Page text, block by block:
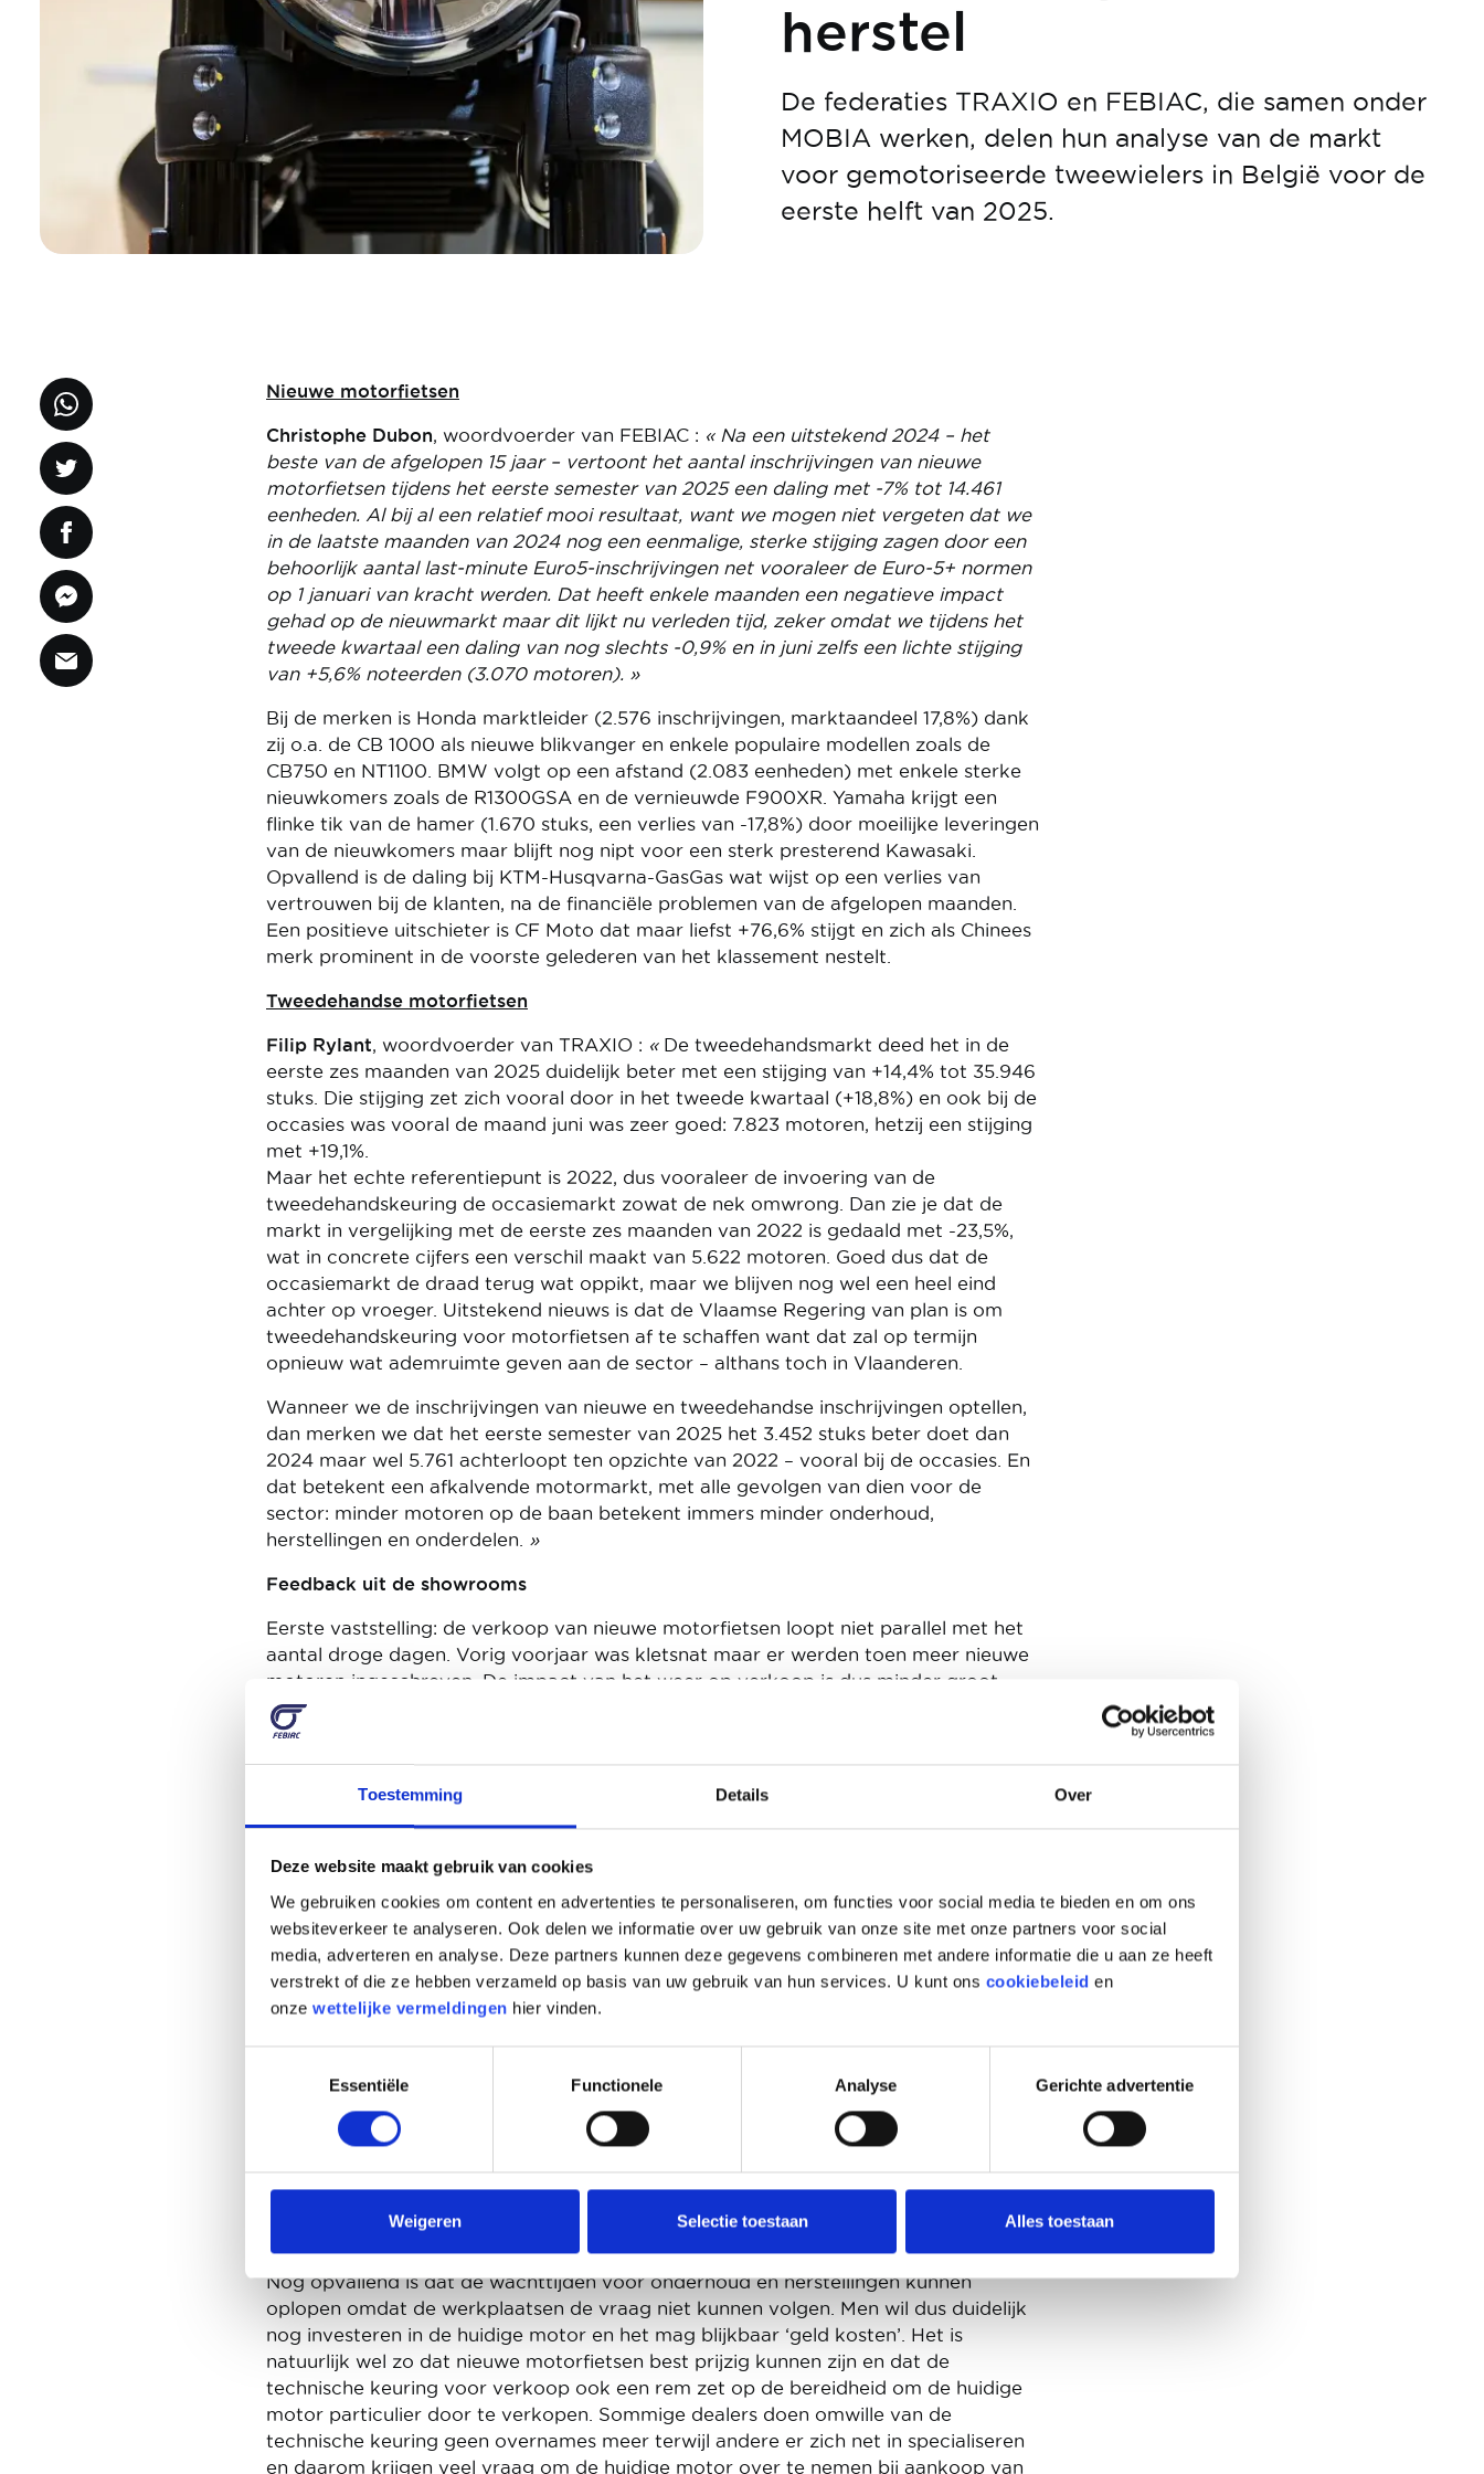
Toestemming Details Over
Deze website maakt gebruik van cookies
We gebruiken cookies om content en advertenties te personaliseren, om functies voor social media te bieden en om ons
websiteverkeer te analyseren. Ook delen we informatie over uw gebruik van onze site met onze partners voor social
media, adverteren en analyse. Deze partners kunnen deze gegevens combineren met andere informatie die u aan ze heeft
verstrekt of die ze hebben verzameld op basis van uw gebruik van hun services. U kunt ons cookiebeleid en
onze wettelijke vermeldingen hier vinden.
Essentiële
Functionele Analyse Gerichte advertentie
Weigeren Selectie toestaan Alles toestaan
herstel
De federaties TRAXIO en FEBIAC, die samen onder
MOBIA werken, delen hun analyse van de markt
voor gemotoriseerde tweewielers in België voor de
eerste helft van 2025.
Nieuwe motorfietsen
Christophe Dubon, woordvoerder van FEBIAC : « Na een uitstekend 2024 – het
beste van de afgelopen 15 jaar – vertoont het aantal inschrijvingen van nieuwe
motorfietsen tijdens het eerste semester van 2025 een daling met -7% tot 14.461
eenheden. Al bij al een relatief mooi resultaat, want we mogen niet vergeten dat we
in de laatste maanden van 2024 nog een eenmalige, sterke stijging zagen door een
behoorlijk aantal last-minute Euro5-inschrijvingen net vooraleer de Euro-5+ normen
op 1 januari van kracht werden. Dat heeft enkele maanden een negatieve impact
gehad op de nieuwmarkt maar dit lijkt nu verleden tijd, zeker omdat we tijdens het
tweede kwartaal een daling van nog slechts -0,9% en in juni zelfs een lichte stijging
van +5,6% noteerden (3.070 motoren). »
Bij de merken is Honda marktleider (2.576 inschrijvingen, marktaandeel 17,8%) dank
zij o.a. de CB 1000 als nieuwe blikvanger en enkele populaire modellen zoals de
CB750 en NT1100. BMW volgt op een afstand (2.083 eenheden) met enkele sterke
nieuwkomers zoals de R1300GSA en de vernieuwde F900XR. Yamaha krijgt een
flinke tik van de hamer (1.670 stuks, een verlies van -17,8%) door moeilijke leveringen
van de nieuwkomers maar blijft nog nipt voor een sterk presterend Kawasaki.
Opvallend is de daling bij KTM-Husqvarna-GasGas wat wijst op een verlies van
vertrouwen bij de klanten, na de financiële problemen van de afgelopen maanden.
Een positieve uitschieter is CF Moto dat maar liefst +76,6% stijgt en zich als Chinees
merk prominent in de voorste gelederen van het klassement nestelt.
Tweedehandse motorfietsen
Filip Rylant, woordvoerder van TRAXIO : « De tweedehandsmarkt deed het in de
eerste zes maanden van 2025 duidelijk beter met een stijging van +14,4% tot 35.946
stuks. Die stijging zet zich vooral door in het tweede kwartaal (+18,8%) en ook bij de
occasies was vooral de maand juni was zeer goed: 7.823 motoren, hetzij een stijging
met +19,1%.
Maar het echte referentiepunt is 2022, dus vooraleer de invoering van de
tweedehandskeuring de occasiemarkt zowat de nek omwrong. Dan zie je dat de
markt in vergelijking met de eerste zes maanden van 2022 is gedaald met -23,5%,
wat in concrete cijfers een verschil maakt van 5.622 motoren. Goed dus dat de
occasiemarkt de draad terug wat oppikt, maar we blijven nog wel een heel eind
achter op vroeger. Uitstekend nieuws is dat de Vlaamse Regering van plan is om
tweedehandskeuring voor motorfietsen af te schaffen want dat zal op termijn
opnieuw wat ademruimte geven aan de sector – althans toch in Vlaanderen.
Wanneer we de inschrijvingen van nieuwe en tweedehandse inschrijvingen optellen,
dan merken we dat het eerste semester van 2025 het 3.452 stuks beter doet dan
2024 maar wel 5.761 achterloopt ten opzichte van 2022 – vooral bij de occasies. En
dat betekent een afkalvende motormarkt, met alle gevolgen van dien voor de
sector: minder motoren op de baan betekent immers minder onderhoud,
herstellingen en onderdelen.
»
Feedback uit de showrooms
Eerste vaststelling: de verkoop van nieuwe motorfietsen loopt niet parallel met het
aantal droge dagen. Vorig voorjaar was kletsnat maar er werden toen meer nieuwe
motoren ingeschreven. De impact van het weer op verkoop is dus minder groot
geworden dan vroeger en het wordt ook duidelijk dat - jaar na jaar - het ‘seizoen’
langer duurt, met andere dat de winterstop korter wordt.
geïnformeerd. Heel wat klanten zoeken eerst de nodige info op via digitale kanalen
en eenmaal ze een dealer bezoeken, is de beslissing niet meer veraf. De invloed van
commerciële acties op de verkoop blijft zeker groot maar toch iets minder dan
is ook dat er meer jongere kopers komen opdagen en dat is goed voor de
broodnodige verjonging van het motorpubliek. En er komen ook meer vrouwen,
eveneens een goede evolutie.
Al even opmerkelijk is dat het supersport segment sinds vorig jaar blijft groeien. De
segment.
Tegelijk horen we bij verschillende merken dat er in deze eerste jaarhelft
5+-motorisaties maar in bepaalde gevallen ook over nieuwe modellen met
behoorlijk groot marktpotentieel en dat is dan een kleine commerciële ramp voor
de betrokken dealers.
Nog opvallend is dat de wachttijden voor onderhoud en herstellingen kunnen
oplopen omdat de werkplaatsen de vraag niet kunnen volgen. Men wil dus duidelijk
nog investeren in de huidige motor en het mag blijkbaar ‘geld kosten’. Het is
natuurlijk wel zo dat nieuwe motorfietsen best prijzig kunnen zijn en dat de
technische keuring voor verkoop ook een rem zet op de bereidheid om de huidige
motor particulier door te verkopen. Sommige dealers doen omwille van de
technische keuring geen overnames meer terwijl andere er zich net in specialiseren
en daarom krijgen veel vraag om de huidige motor over te nemen bij aankoop van